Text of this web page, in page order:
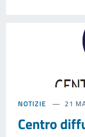
NOTIZIE 21
Centro